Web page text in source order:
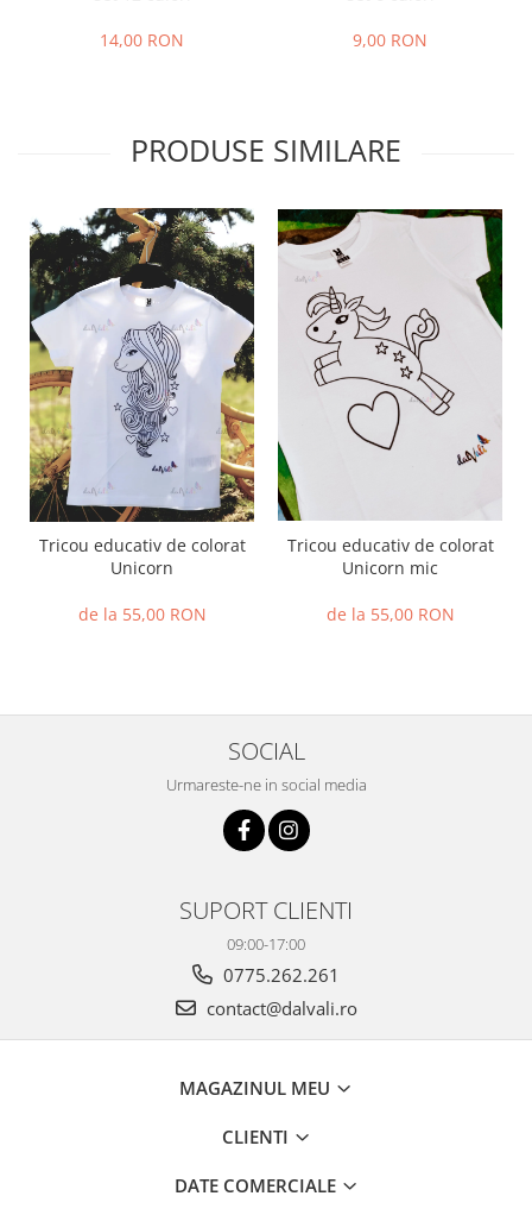
14,00 RON 9,00 RON
PRODUSE SIMILARE
Tricou educativ de colorat
Unicorn
de la 55,00 RON
Tricou educativ de colorat
Unicorn mic
de la 55,00 RON
SOCIAL
Urmareste-ne in social media
SUPORT CLIENTI
09:00-17:00
0775.262.261
contact@dalvali.ro
MAGAZINUL MEU
CLIENTI
DATE COMERCIALE